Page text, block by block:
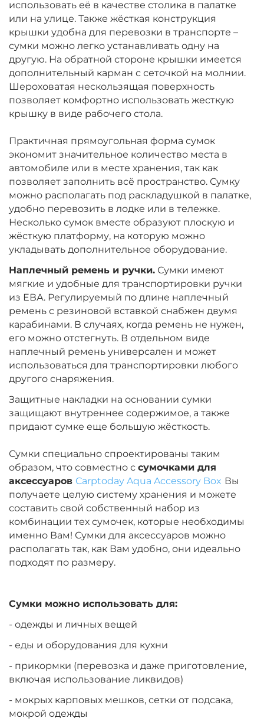
использовать её в качестве столика в палатке
или на улице. Также жёсткая конструкция
крышки удобна для перевозки в транспорте –
сумки можно легко устанавливать одну на
другую. На обратной стороне крышки имеется
дополнительный карман с сеточкой на молнии.
Шероховатая нескользящая поверхность
позволяет комфортно использовать жесткую
крышку в виде рабочего стола.
Практичная прямоугольная форма сумок
экономит значительное количество места в
автомобиле или в месте хранения, так как
позволяет заполнить всё пространство. Сумку
можно располагать под раскладушкой в палатке,
удобно перевозить в лодке или в тележке.
Несколько сумок вместе образуют плоскую и
жёсткую платформу, на которую можно
укладывать дополнительное оборудование.
Наплечный ремень и ручки. Сумки имеют
мягкие и удобные для транспортировки ручки
из ЕВА. Регулируемый по длине наплечный
ремень с резиновой вставкой снабжен двумя
карабинами. В случаях, когда ремень не нужен,
его можно отстегнуть. В отдельном виде
наплечный ремень универсален и может
использоваться для транспортировки любого
другого снаряжения.
Защитные накладки на основании сумки
защищают внутреннее содержимое, а также
придают сумке еще большую жёсткость.
Сумки специально спроектированы таким
образом, что совместно с сумочками для
аксессуаров Carptoday Aqua Accessory Box Вы
получаете целую систему хранения и можете
составить свой собственный набор из
комбинации тех сумочек, которые необходимы
именно Вам! Сумки для аксессуаров можно
располагать так, как Вам удобно, они идеально
подходят по размеру.
Сумки можно использовать для:
- одежды и личных вещей
- еды и оборудования для кухни
- прикормки (перевозка и даже приготовление,
включая использование ликвидов)
- мокрых карповых мешков, сетки от подсака,
мокрой одежды